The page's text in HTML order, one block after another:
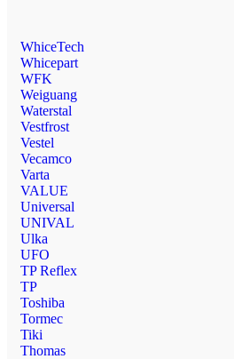
WhiceTech
Whicepart
WFK
Weiguang
Waterstal
Vestfrost
Vestel
Vecamco
Varta
VALUE
Universal
UNIVAL
Ulka
UFO
TP Reflex
TP
Toshiba
Tormec
Tiki
Thomas